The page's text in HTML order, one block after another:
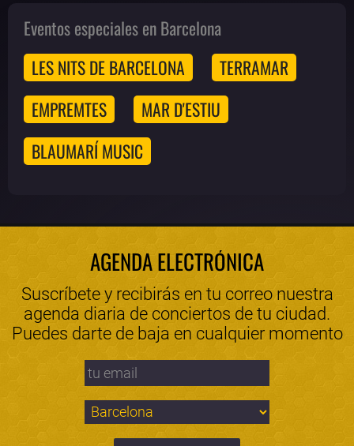
Eventos especiales en Barcelona
LES NITS DE BARCELONA
TERRAMAR
EMPREMTES
MAR D'ESTIU
BLAUMARÍ MUSIC
AGENDA ELECTRÓNICA
Suscríbete y recibirás en tu correo nuestra
agenda diaria de conciertos de tu ciudad.
Puedes darte de baja en cualquier momento